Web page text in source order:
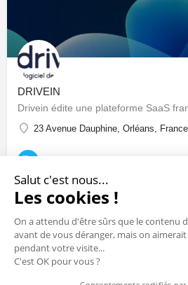
DRIVEIN
23 Avenue Dauphine, Orléans, France
Salut c'est nous...
Les cookies !
On a attendu d'être sûrs que le contenu
avant de vous déranger, mais on
pendant votre visite...
C'est OK pour vous ?